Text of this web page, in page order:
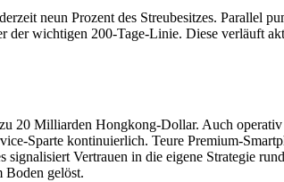
neun Prozent des Streubesitzes. Parallel
wichtigen 200-Tage-Linie. Diese verläuft
20 Milliarden Hongkong-Dollar. Auch
Sparte kontinuierlich. Teure Premium-
Vertrauen in die eigene Strategie
Boden gelöst.